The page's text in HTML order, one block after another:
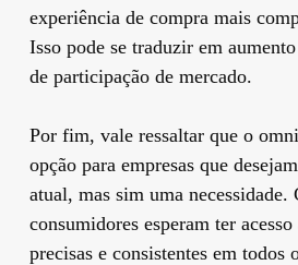
experiência de compra mais
Isso pode se traduzir em
de participação de mercado.
Por fim, vale ressaltar que o
opção para empresas que
atual, mas sim uma necessidade.
consumidores esperam ter
precisas e consistentes em todos